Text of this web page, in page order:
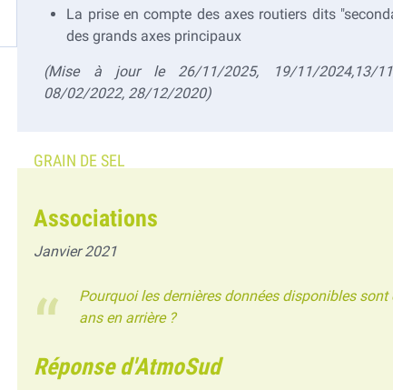
La prise en compte des axes routiers dits
des grands axes principaux
(Mise à jour le 26/11/2025, 19/11/2024,13/
08/02/2022, 28/12/2020)
Associations
Janvier 2021
Pourquoi les dernières données disponibles sont
ans en arrière ?
Réponse d'AtmoSud